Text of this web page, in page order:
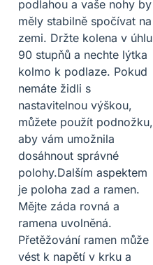
podlahou a vaše nohy by
měly stabilně spočívat na
zemi. Držte kolena v úhlu
90 stupňů a nechte lýtka
kolmo k podlaze. Pokud
nemáte židli s
nastavitelnou výškou,
můžete použít podnožku,
aby vám umožnila
dosáhnout správné
polohy.Dalším aspektem
je poloha zad a ramen.
Mějte záda rovná a
ramena uvolněná.
Přetěžování ramen může
vést k napětí v krku a